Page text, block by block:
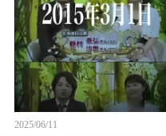
2025/06/11